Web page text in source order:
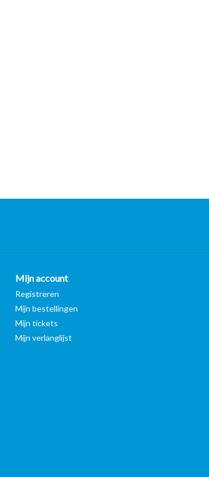
Mijn account
Registreren
Mijn bestellingen
Mijn tickets
Mijn verlanglijst